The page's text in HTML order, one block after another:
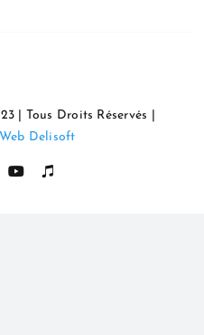
| Tous Droits Réservés |
Delisoft
YouTube